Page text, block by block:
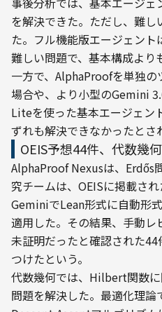
を解決できた。ただし、難
た。フル機能版エージェン
難しい問題で、基本構成より
一方で、AlphaProofを単独
場合や、より小型のGemini
Liteを使った基本エージェン
ずれも解決できなかったとさ
OEIS予想44件、代数幾
AlphaProof Nexusは、Erdős
究チームは、OEISに掲載さ
GeminiでLean形式に自動形
適用した。その結果、手動レ
未証明だったと確認された
つけたという。
代数幾何では、Hilbert関数
問題を解決した。最適化理